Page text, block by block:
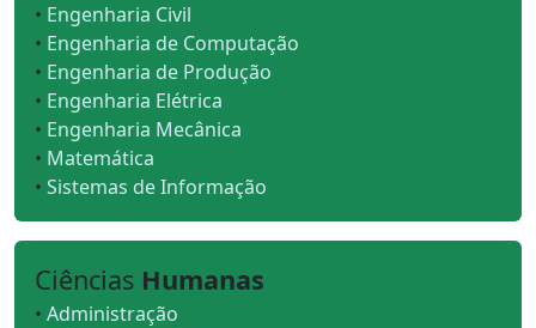
• Engenharia Civil
• Engenharia de Computação
• Engenharia de Produção
• Engenharia Elétrica
• Engenharia Mecânica
• Matemática
• Sistemas de Informação
Ciências Humanas
• Administração